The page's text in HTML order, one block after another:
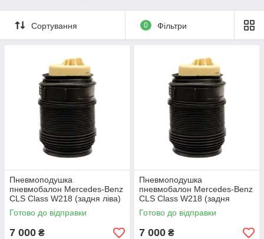
Сортування 0 Фільтри
Пневмоподушка
пневмобалон Mercedes-Benz
CLS Class W218 (задня ліва)
Готово до відправки
7 000 ₴
Пневмоподушка
пневмобалон Mercedes-Benz
CLS Class W218 (задня
права)
Готово до відправки
7 000 ₴